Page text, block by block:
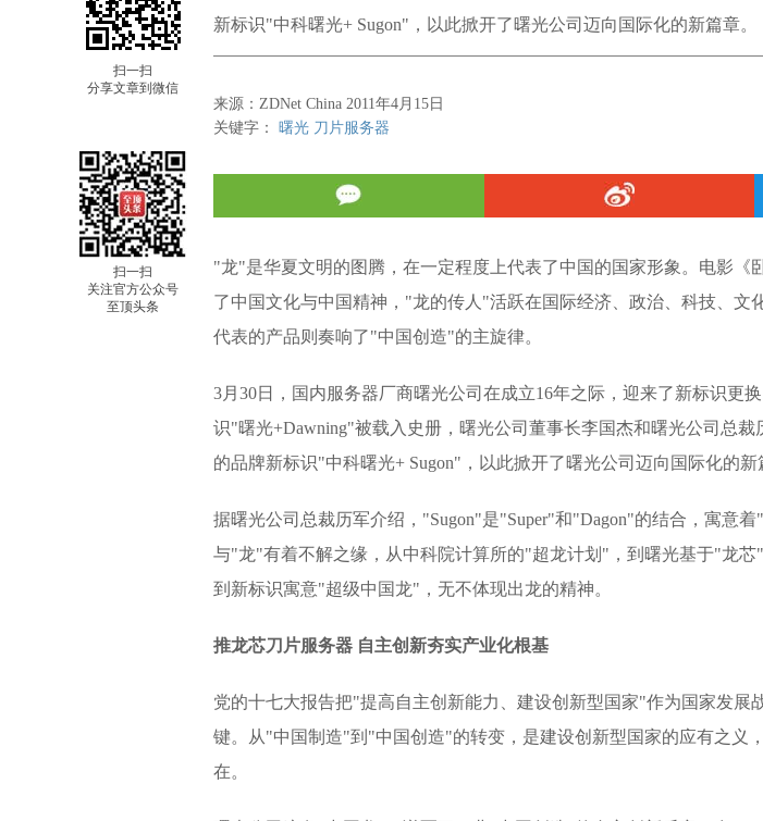
扫一扫
分享文章到微信
扫一扫
关注官方公众号
至顶头条
新标识"中科曙光+ Sugon"，以此掀开了曙光公司迈向国际化的新篇章。
来源：ZDNet China 2011年4月15日
关键字： 曙光 刀片服务器
"龙"是华夏文明的图腾，在一定程度上代表了中国的国家形象。电影《
了中国文化与中国精神，"龙的传人"活跃在国际经济、政治、科技、文
代表的产品则奏响了"中国创造"的主旋律。
3月30日，国内服务器厂商曙光公司在成立16年之际，迎来了新标识更
识"曙光+Dawning"被载入史册，曙光公司董事长李国杰和曙光公司总
的品牌新标识"中科曙光+ Sugon"，以此掀开了曙光公司迈向国际化的新
据曙光公司总裁历军介绍，"Sugon"是"Super"和"Dagon"的结合，寓意
与"龙"有着不解之缘，从中科院计算所的"超龙计划"，到曙光基于"龙
到新标识寓意"超级中国龙"，无不体现出龙的精神。
推龙芯刀片服务器 自主创新夯实产业化根基
党的十七大报告把"提高自主创新能力、建设创新型国家"作为国家发展
键。从"中国制造"到"中国创造"的转变，是建设创新型国家的应有之义
在。